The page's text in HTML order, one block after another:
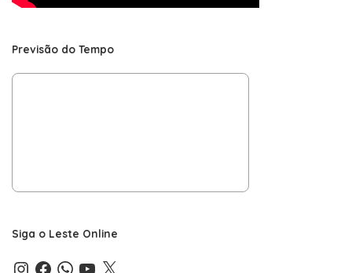
Previsão do Tempo
Siga o Leste Online
Instagram
Facebook
WhatsApp
YouTube
X